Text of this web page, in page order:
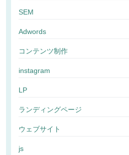
SEM
Adwords
コンテンツ制作
instagram
LP
ランディングページ
ウェブサイト
js